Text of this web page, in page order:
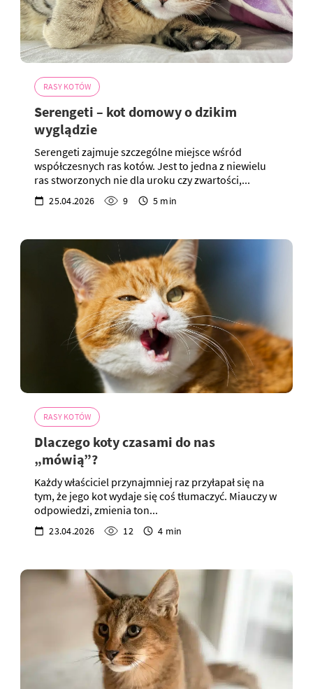
RASY KOTÓW
Serengeti – kot domowy o dzikim
wyglądzie
Serengeti zajmuje szczególne miejsce wśród
współczesnych ras kotów. Jest to jedna z niewielu
ras stworzonych nie dla uroku czy zwartości,...
25.04.2026 9 5 min
RASY KOTÓW
Dlaczego koty czasami do nas
„mówią”?
Każdy właściciel przynajmniej raz przyłapał się na
tym, że jego kot wydaje się coś tłumaczyć. Miauczy w
odpowiedzi, zmienia ton...
23.04.2026 12 4 min